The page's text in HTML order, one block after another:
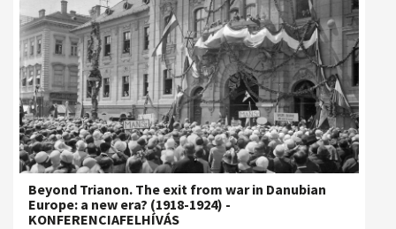
Beyond Trianon. The exit from war in Danubian
Europe: a new era? (1918-1924) -
KONFERENCIAFELHÍVÁS